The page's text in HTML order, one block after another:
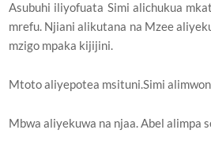
Asubuhi iliyofuata Simi alichukua
mrefu. Njiani alikutana na Mzee
mzigo mpaka kijijini.
Mtoto aliyepotea msituni.Simi
Mbwa aliyekuwa na njaa. Abel alimpa